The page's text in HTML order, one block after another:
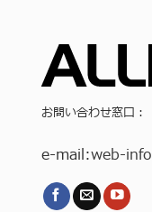
お問い合わせ窓口：
e-mail:web-info